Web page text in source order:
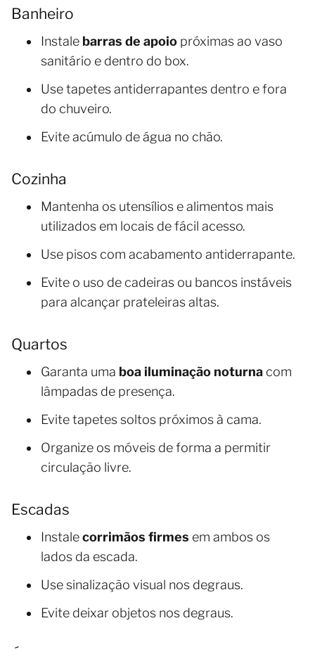
Banheiro
Instale barras de apoio próximas ao vaso
sanitário e dentro do box.
Use tapetes antiderrapantes dentro e fora
do chuveiro.
Evite acúmulo de água no chão.
Cozinha
Mantenha os utensílios e alimentos mais
utilizados em locais de fácil acesso.
Use pisos com acabamento antiderrapante.
Evite o uso de cadeiras ou bancos instáveis
para alcançar prateleiras altas.
Quartos
Garanta uma boa iluminação noturna com
lâmpadas de presença.
Evite tapetes soltos próximos à cama.
Organize os móveis de forma a permitir
circulação livre.
Escadas
Instalecorrimãos firmes em ambos os
lados da escada.
Use sinalização visual nos degraus.
Evite deixar objetos nos degraus.